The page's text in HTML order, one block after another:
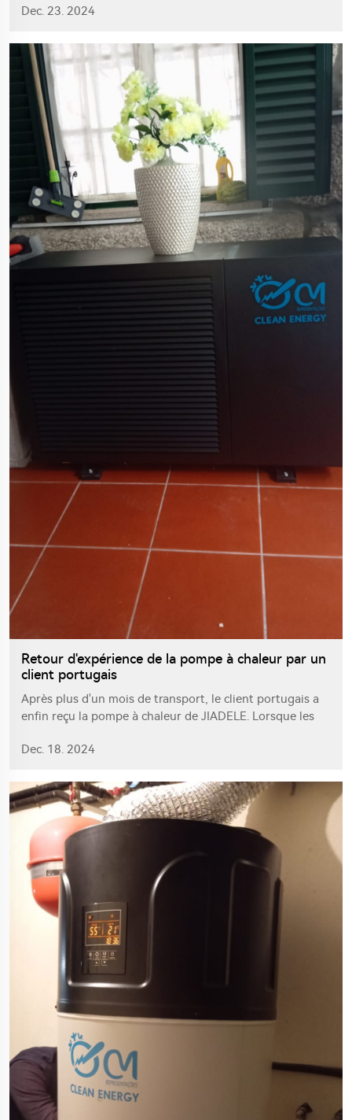
entreprise leader qui s'est profondément engagée dans
climatisation pendant vingt ans, offre des solutions
professionnelles aux utilisateurs mondiaux grâce à sa
force technologique exceptionnelle, ses produits de
haute qualité et ses services complets.
Dec. 23. 2024
Retour d'expérience de la pompe à chaleur par un
client portugais
Après plus d'un mois de transport, le client portugais a
enfin reçu la pompe à chaleur de JIADELE. Lorsque les
intact.
Dec. 18. 2024